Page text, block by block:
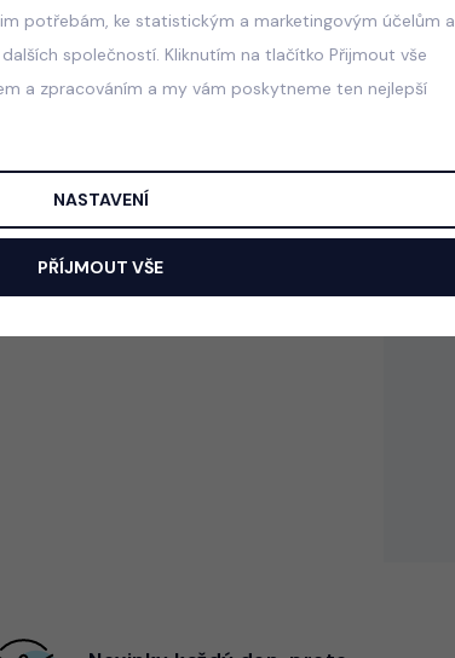
potřebám, ke statistickým a marketingovým účelům a
dalších společností. Kliknutím na tlačítko Přijmout vše
a zpracováním a my vám poskytneme ten nejlepší
NASTAVENÍ
PŘÍJMOUT VŠE